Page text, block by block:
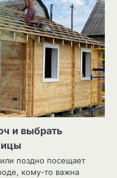
и выбрать
поздно посещает
кому-то важна